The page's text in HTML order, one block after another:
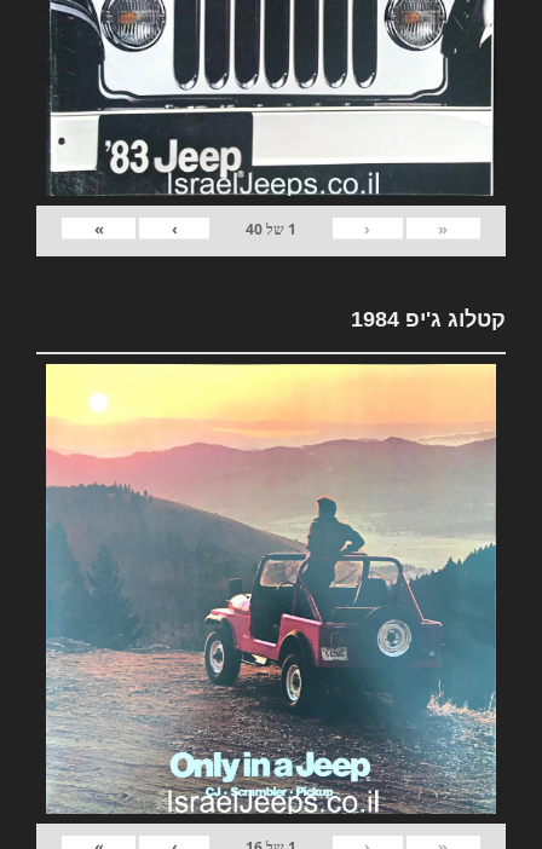
«
‹
1 של40
›
»
קטלוג ג'יפ 1984